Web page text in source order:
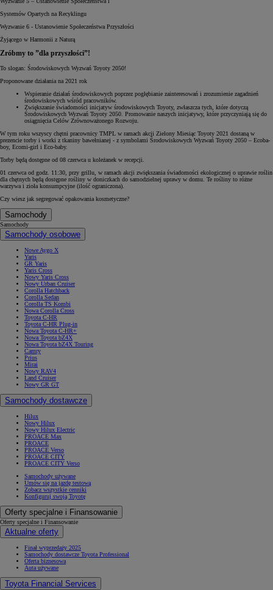
Systemów Opartych na Recyklingu
Wyzwanie 6 - Ustanowienie Społeczeństwa Przyszłości
Żyjącego w Harmonii z Naturą
Zróbmy to ”dla przyszłości”!
To slogan: Środowiskowych Wyzwań Toyoty 2050!
Proponowane działania na 2021 rok
Wspieranie działań środowiskowych poprzez pogłębianie zainteresowań i zrozumienie zagadnień
środowiskowych wśród pracowników.
Zwiększanie świadomości inicjatyw środowiskowych Toyoty, zwłaszcza tych, które dotyczą
Środowiskowych Wyzwań Toyoty 2050. Promowanie naszych inicjatywy, które przyczyniają się do
osiągnięcia Celów Zrównoważonego Rozwoju.
W tym roku wszyscy chętni pracownicy TMPL w ramach akcji Zielony Miesiąc Toyoty 2021 dostaną w
prezencie torby i worki z tkaniny bawełnianej - z symbolami Środowiskowych Wyzwań Toyoty 2050 – Ecoba-
boy, Ecomi-girl i Eco-baby.
Torby będą dostępne od 08 czerwca u koleżanek w recepcji.
01 czerwca od godz. 11:30, przy grillu, w ramach akcji zwiększania świadomości ekologicznej o uprawie roślin
dla chętnych będą dostępne rośliny w doniczkach do samodzielnej uprawy w domu. Te rośliny to różne
warzywa i zioła konsumpcyjne (ilość ograniczona).
Czy wiesz jak segregować opakowania kosmetyczne?
Samochody
Samochody
Samochody osobowe
Nowe Aygo X
Yaris
GR Yaris
Yaris Cross
Nowy Yaris Cross
Nowy Urban Cruiser
Corolla Hatchback
Corolla Sedan
Corolla TS Kombi
Nowa Corolla Cross
Toyota C-HR
Toyota C-HR Plug-in
Nowa Toyota C-HR+
Nowa Toyota bZ4X
Nowa Toyota bZ4X Touring
Camry
Prius
Mirai
Nowy RAV4
Land Cruiser
Nowy GR GT
Samochody dostawcze
Hilux
Nowy Hilux
Nowy Hilux Electric
PROACE Max
PROACE
PROACE Verso
PROACE CITY
PROACE CITY Verso
Samochody używane
Umów się na jazdę testową
Zobacz wszystkie cenniki
Konfiguruj swoją Toyotę
Oferty specjalne i Finansowanie
Oferty specjalne i Finansowanie
Aktualne oferty
Finał wyprzedaży 2025
Samochody dostawcze Toyota Professional
Oferta biznesowa
Auta używane
Toyota Financial Services